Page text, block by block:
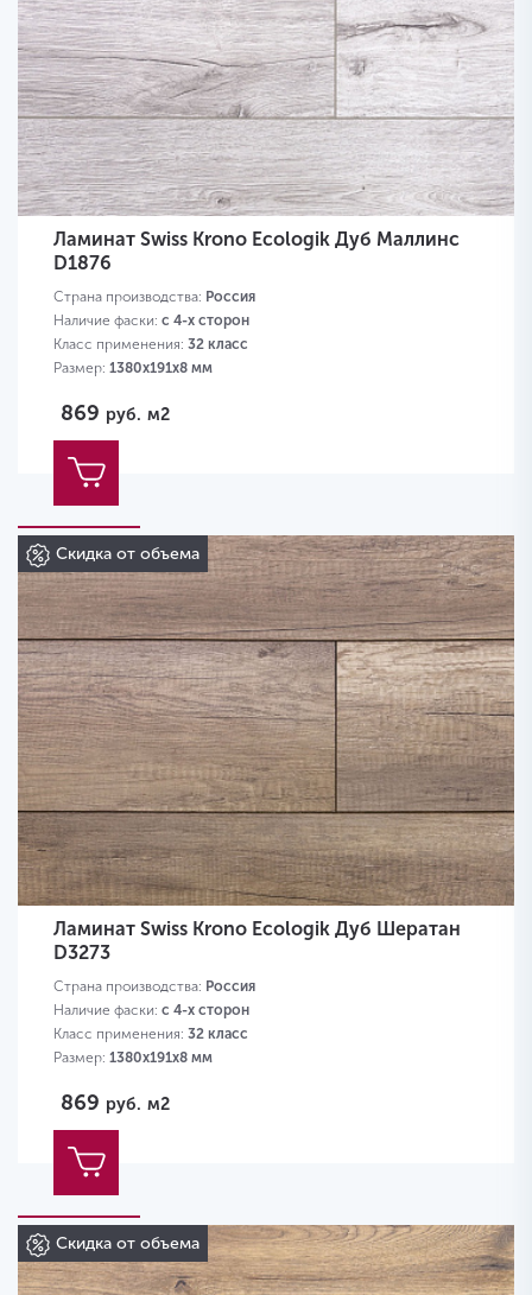
Ламинат Swiss Krono Ecologik Дуб Маллинс
D1876
Страна производства: Россия
Наличие фаски: с 4-х сторон
Класс применения: 32 класс
Размер: 1380х191х8 мм
869 руб. м2
Скидка от объема
Ламинат Swiss Krono Ecologik Дуб Шератан
D3273
Страна производства: Россия
Наличие фаски: с 4-х сторон
Класс применения: 32 класс
Размер: 1380х191х8 мм
869 руб. м2
Скидка от объема